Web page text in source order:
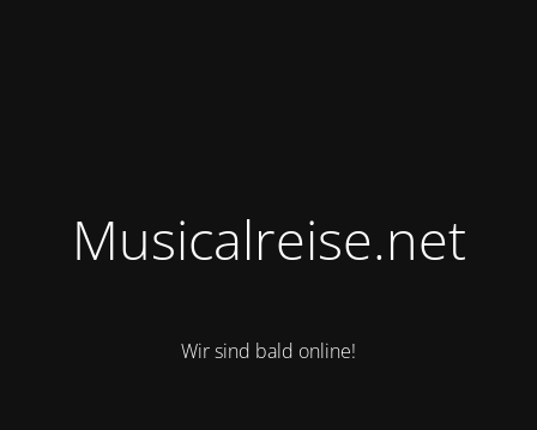
Musicalreise.net
Wir sind bald online!